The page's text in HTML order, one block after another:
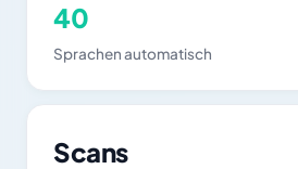
40
Sprachen automatisch
Scans